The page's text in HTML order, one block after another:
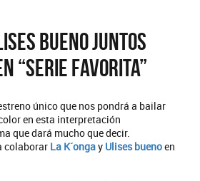
Bueno juntos
“Serie Favorita”
único que nos pondrá a bailar
en esta interpretación
que dará mucho que decir.
colaborar La K´ongay Ulises buenoen